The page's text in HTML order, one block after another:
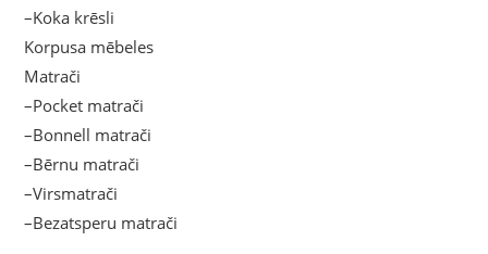
–Koka krēsli
Korpusa mēbeles
Matrači
–Pocket matrači
–Bonnell matrači
–Bērnu matrači
–Virsmatrači
–Bezatsperu matrači